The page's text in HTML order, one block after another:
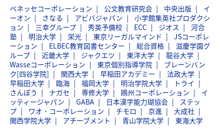
ベネッセコーポレーション 公文教育研究会 中央出版
イ
ーオン
さなる アビバジャパン
小学館集英社プロダクシ
ョン
三幸グループ 秀英予備校 ECC ジオス
河合
塾
明治大学 栄光 東京リーガルマインド
JSコーポレ
ーション
ELBEC教育図書センター 総合資格
滋慶学園グ
ループ
近畿大学 ジャクエツ 東洋大学
龍谷大学
Wasseコーポレーション
東京個別指導学院
ブレーンバン
ク[四谷学院]
関西大学 早稲田アカデミー
法政大学
早稲田大学
臨海 福岡大学 明治学院大学
トライ
さんぽう
ナガセ 専修大学 鴎州コーポレーション
イ
ッティージャパン
GABA 日本漢字能力瑚協会
ステッ
プ
ワオ・コーポレーション チモロ 京進
大成社
関西学院大学
アチーブメント 青山学院大学 東海大学